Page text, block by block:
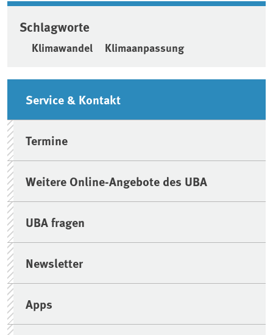
Schlagworte
Klimawandel Klimaanpassung
Seitenleiste
Service & Kontakt
Termine
Weitere Online-Angebote des UBA
UBA fragen
Newsletter
Apps